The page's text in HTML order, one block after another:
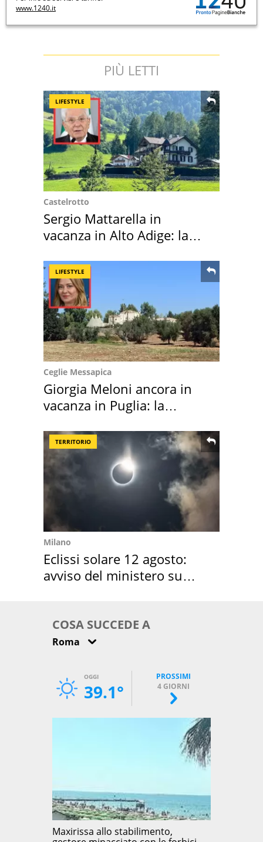
www.1240.it
PIÙ LETTI
LIFESTYLE
Castelrotto
Sergio Mattarella in
vacanza in Alto Adige: la
LIFESTYLE
Ceglie Messapica
Giorgia Meloni ancora in
vacanza in Puglia: la
TERRITORIO
Milano
Eclissi solare 12 agosto:
avviso del ministero su